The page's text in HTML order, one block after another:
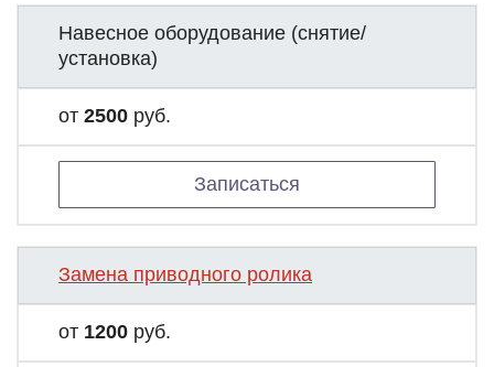
Навесное оборудование (снятие/
установка)
от 2500 руб.
Записаться
Замена приводного ролика
от 1200 руб.